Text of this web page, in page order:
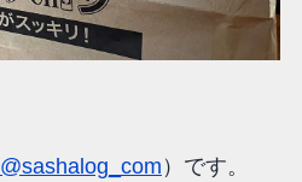
@sashalog_com ）です。